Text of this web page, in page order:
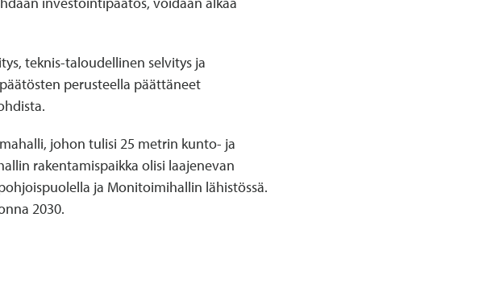
teknis-taloudellinen selvitys ja
perusteella päättäneet
johon tulisi 25 metrin kunto- ja
rakentamispaikka olisi laajenevan
ja Monitoimihallin lähistössä.
2030.